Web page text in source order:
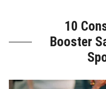
10
Booster